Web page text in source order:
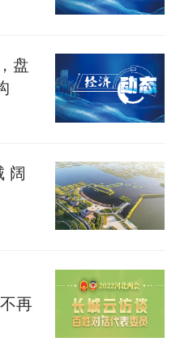
年轻人
生根发芽
成了产业
盘
阔
再